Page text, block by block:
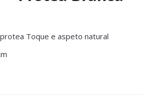
Toque e aspeto natural